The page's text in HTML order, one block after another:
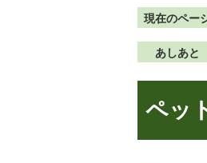
現在のペー
あしあと
ペッ